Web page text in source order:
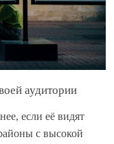
аудитории
если её видят
с высокой